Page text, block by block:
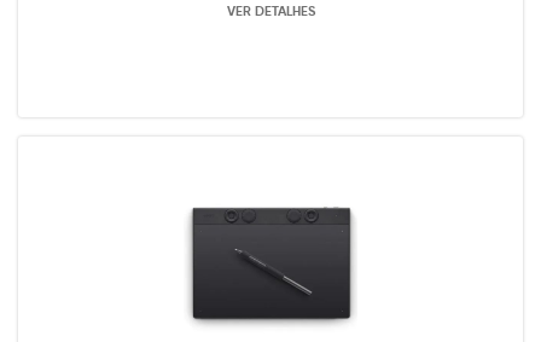
VER DETALHES